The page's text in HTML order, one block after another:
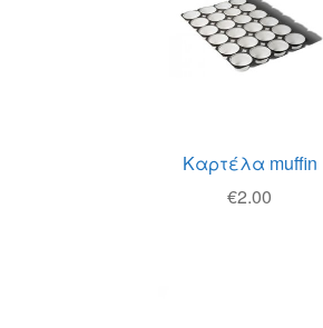
Καρτέλα muffin
€2.00